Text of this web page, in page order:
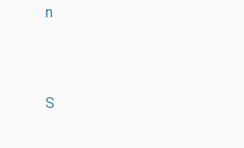
n
S